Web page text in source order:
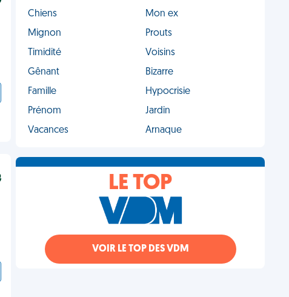
Chiens
Mon ex
Mignon
Prouts
Timidité
Voisins
Gênant
Bizarre
Famille
Hypocrisie
Prénom
Jardin
Vacances
Arnaque
LE TOP
VOIR LE TOP DES VDM